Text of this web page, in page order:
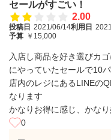
セールがすごい！
2.00
投稿日 2021/06/14利用日
予算 ￥15,000
入店し商品を好き選びカ
にやっていたセールで10
店内のレジにあるLINEの
なります
かなりお得に感じ、かなり
0